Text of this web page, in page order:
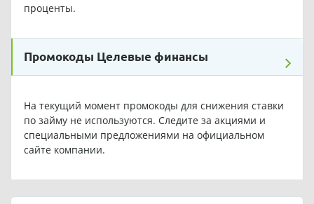
проценты.
Промокоды Целевые финансы
На текущий момент промокоды для снижения ставки
по займу не используются. Следите за акциями и
специальными предложениями на официальном
сайте компании.